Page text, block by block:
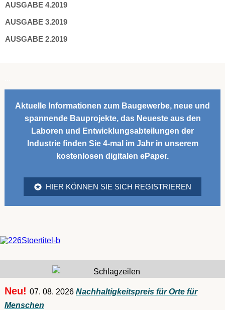
AUSGABE 4.2019
AUSGABE 3.2019
AUSGABE 2.2019
Aktuelle Informationen zum Baugewerbe, neue und
spannende Bauprojekte, das Neueste aus den
Laboren und Entwicklungsabteilungen der
Industrie finden Sie 4-mal im Jahr in unserem
kostenlosen digitalen ePaper.
HIER KÖNNEN SIE SICH REGISTRIEREN
Neu! 07. 08. 2026 Nachhaltigkeitspreis für Orte für
Menschen